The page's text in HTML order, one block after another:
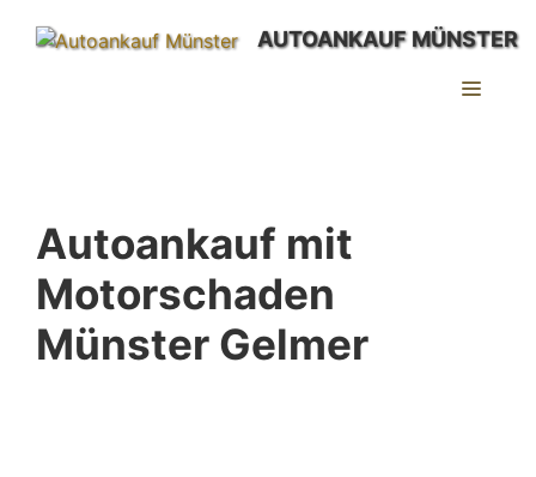
Inhalt
AUTOANKAUF MÜNSTER
Autoankauf mit
Motorschaden
Münster Gelmer